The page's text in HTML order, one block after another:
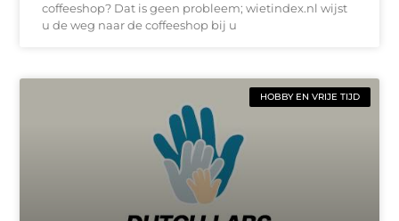
coffeeshop? Dat is geen probleem; wietindex.nl wijst
u de weg naar de coffeeshop bij u
HOBBY EN VRIJE TIJD